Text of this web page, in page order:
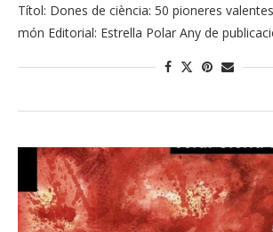
Títol: Dones de ciència: 50 pioneres
món Editorial: Estrella Polar Any de